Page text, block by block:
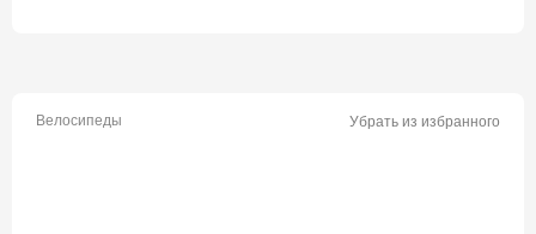
Велосипеды Убрать из избранного